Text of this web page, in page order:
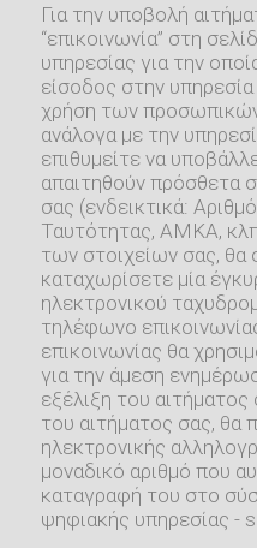
Για την υποβολή
“επικοινωνία” στη
υπηρεσίας για την
είσοδος στην
χρήση των
ανάλογα με την
επιθυμείτε να
απαιτηθούν πρόσθετα
σας (ενδεικτικά:
Ταυτότητας, ΑΜΚΑ,
των στοιχείων σας, θα
καταχωρίσετε μία
ηλεκτρονικού
τηλέφωνο
επικοινωνίας θα
για την άμεση
εξέλιξη του
του αιτήματος σας, θα
ηλεκτρονικής
μοναδικό αριθμό που
καταγραφή του στο
ψηφιακής υπηρεσίας -